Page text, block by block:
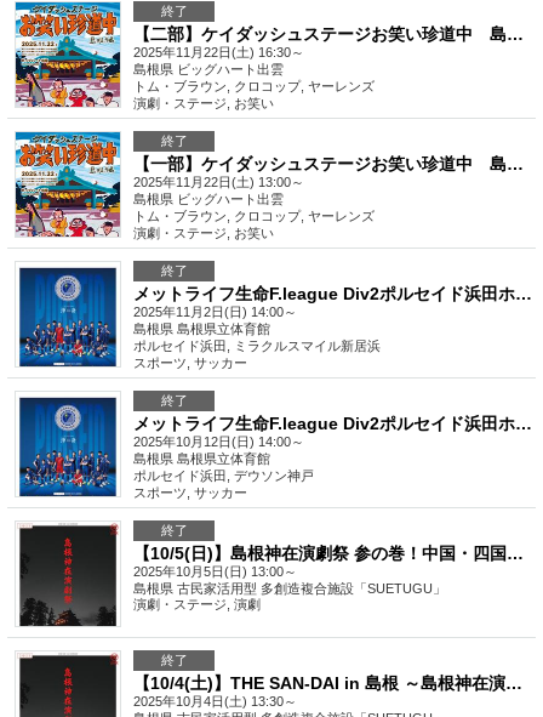
終了
【二部】ケイダッシュステージお笑い珍道中 島根編
2025年11月22日(土) 16:30～
島根県 ビッグハート出雲
トム・ブラウン, クロコップ, ヤーレンズ
演劇・ステージ
お笑い
終了
【一部】ケイダッシュステージお笑い珍道中 島根編
2025年11月22日(土) 13:00～
島根県 ビッグハート出雲
トム・ブラウン, クロコップ, ヤーレンズ
演劇・ステージ
お笑い
終了
メットライフ生命F.league Div2ポルセイド浜田ホームゲーム 第13節 VS ミラクルスマイル新居浜
2025年11月2日(日) 14:00～
島根県 島根県立体育館
ポルセイド浜田, ミラクルスマイル新居浜
スポーツ サッカー
終了
メットライフ生命F.league Div2ポルセイド浜田ホームゲーム 第12節 VS デウソン神戸
2025年10月12日(日) 14:00～
島根県 島根県立体育館
ポルセイド浜田, デウソン神戸
スポーツ サッカー
終了
【10/5(日)】島根神在演劇祭 参の巻！中国・四国で名をはせる傾奇者達がSUETUGUに参るの巻...！
2025年10月5日(日) 13:00～
島根県 古民家活用型 多創造複合施設「SUETUGU」
演劇・ステージ 演劇
終了
【10/4(土)】THE SAN-DAI in 島根 ～島根神在演劇祭～
2025年10月4日(土) 13:30～